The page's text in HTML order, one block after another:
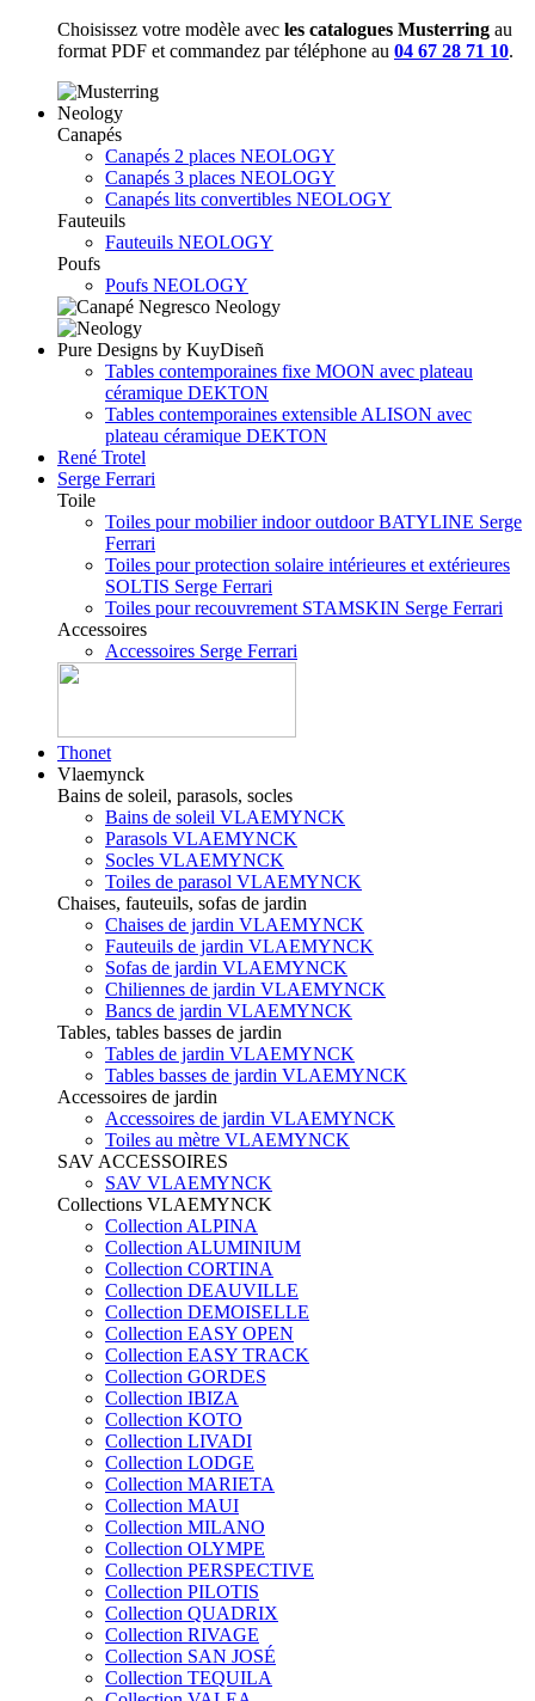
Choisissez votre modèle avec les catalogues Musterring au
format PDF et commandez par téléphone au 04 67 28 71 10.
Neology
Canapés
Canapés 2 places NEOLOGY
Canapés 3 places NEOLOGY
Canapés lits convertibles NEOLOGY
Fauteuils
Fauteuils NEOLOGY
Poufs
Poufs NEOLOGY
Pure Designs by KuyDiseñ
Tables contemporaines fixe MOON avec plateau
céramique DEKTON
Tables contemporaines extensible ALISON avec
plateau céramique DEKTON
René Trotel
Serge Ferrari
Toile
Toiles pour mobilier indoor outdoor BATYLINE Serge
Ferrari
Toiles pour protection solaire intérieures et extérieures
SOLTIS Serge Ferrari
Toiles pour recouvrement STAMSKIN Serge Ferrari
Accessoires
Accessoires Serge Ferrari
Thonet
Vlaemynck
Bains de soleil, parasols, socles
Bains de soleil VLAEMYNCK
Parasols VLAEMYNCK
Socles VLAEMYNCK
Toiles de parasol VLAEMYNCK
Chaises, fauteuils, sofas de jardin
Chaises de jardin VLAEMYNCK
Fauteuils de jardin VLAEMYNCK
Sofas de jardin VLAEMYNCK
Chiliennes de jardin VLAEMYNCK
Bancs de jardin VLAEMYNCK
Tables, tables basses de jardin
Tables de jardin VLAEMYNCK
Tables basses de jardin VLAEMYNCK
Accessoires de jardin
Accessoires de jardin VLAEMYNCK
Toiles au mètre VLAEMYNCK
SAV ACCESSOIRES
SAV VLAEMYNCK
Collections VLAEMYNCK
Collection ALPINA
Collection ALUMINIUM
Collection CORTINA
Collection DEAUVILLE
Collection DEMOISELLE
Collection EASY OPEN
Collection EASY TRACK
Collection GORDES
Collection IBIZA
Collection KOTO
Collection LIVADI
Collection LODGE
Collection MARIETA
Collection MAUI
Collection MILANO
Collection OLYMPE
Collection PERSPECTIVE
Collection PILOTIS
Collection QUADRIX
Collection RIVAGE
Collection SAN JOSÉ
Collection TEQUILA